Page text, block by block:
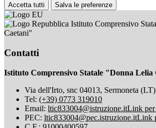
Accetta tutti Salva le preferenze
Istituto Comprensivo
Caetani"
Contatti
Istituto Comprensivo Statale "Donna Lelia
Via dell'Irto, snc 04013, Sermoneta (LT)
Tel: (+39) 0773 319010
Email: ltic833004@istruzione.itLink per
PEC: ltic833004@pec.istruzione.itLink